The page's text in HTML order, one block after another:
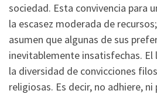
sociedad. Esta convivencia para
la escasez moderada de
asumen que algunas de sus
inevitablemente insatisfechas.
la diversidad de convicciones
religiosas. Es decir, no adhiere,